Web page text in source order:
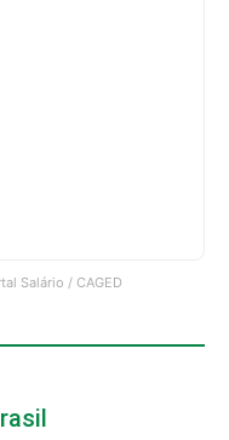
Salário / CAGED